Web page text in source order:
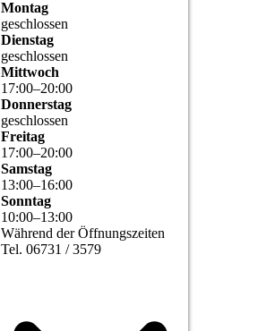
Montag
geschlossen
Dienstag
geschlossen
Mittwoch
17:00–20:00
Donnerstag
geschlossen
Freitag
17:00–20:00
Samstag
13:00–16:00
Sonntag
10:00–13:00
Während der Öffnungszeiten
Tel. 06731 / 3579